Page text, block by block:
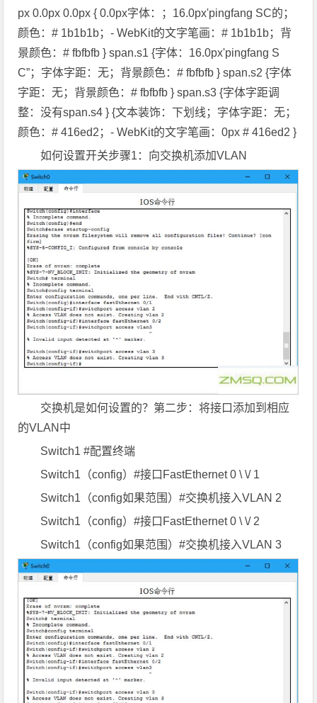
px 0.0px 0.0px { 0.0px字体：；16.0px'pingfang SC的；
颜色：# 1b1b1b；- WebKit的文字笔画：# 1b1b1b；背
景颜色：# fbfbfb } span.s1 {字体：16.0px'pingfang S
C”；字体字距：无；背景颜色：# fbfbfb } span.s2 {字体
字距：无；背景颜色：# fbfbfb } span.s3 {字体字距调
整：没有span.s4 } {文本装饰：下划线；字体字距：无；
颜色：# 416ed2；- WebKit的文字笔画：0px # 416ed2 }
如何设置开关步骤1：向交换机添加VLAN
交换机是如何设置的？第二步：将接口添加到相应
的VLAN中
Switch1 #配置终端
Switch1（config）#接口FastEthernet 0 \ \/ 1
Switch1（config如果范围）#交换机接入VLAN 2
Switch1（config）#接口FastEthernet 0 \ \/ 2
Switch1（config如果范围）#交换机接入VLAN 3